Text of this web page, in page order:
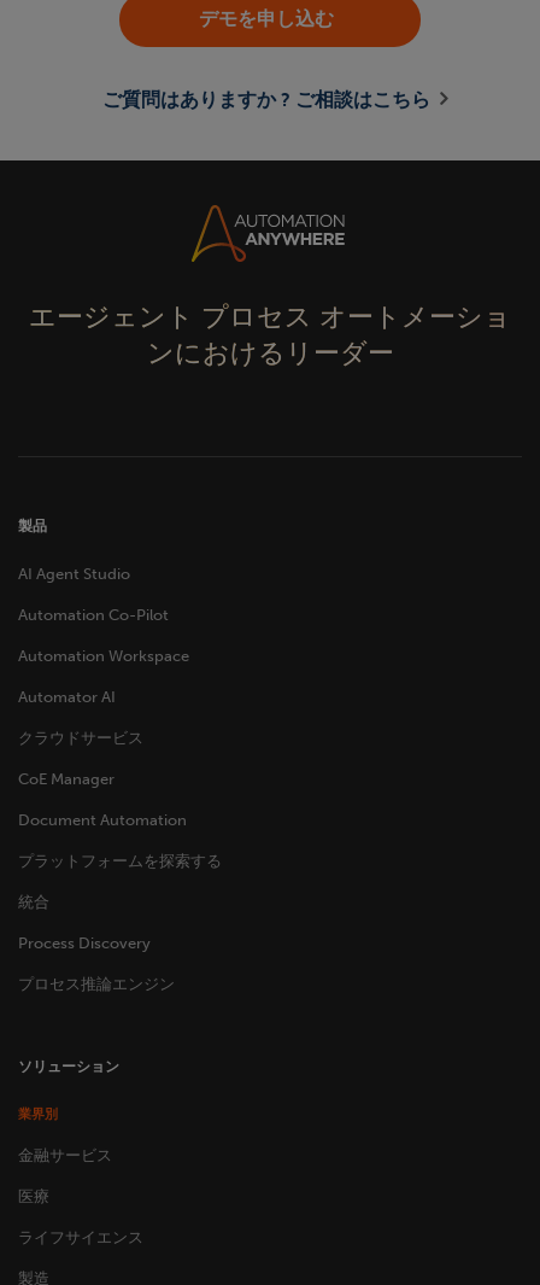
デモを申し込む
ご質問はありますか ? ご相談はこちら
エージェント プロセス オートメーショ
ンにおけるリーダー
製品
AI Agent Studio
Automation Co-Pilot
Automation Workspace
Automator AI
クラウドサービス
CoE Manager
Document Automation
プラットフォームを探索する
統合
Process Discovery
プロセス推論エンジン
ソリューション
業界別
金融サービス
医療
ライフサイエンス
製造